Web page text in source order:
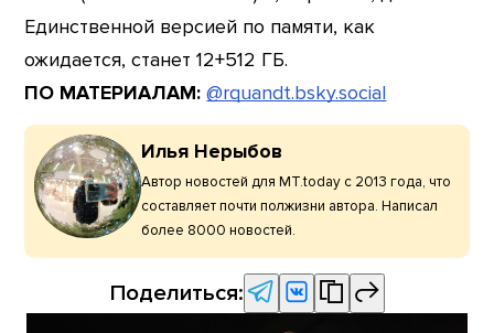
Единственной версией по памяти, как
ожидается, станет 12+512 ГБ.
ПО МАТЕРИАЛАМ: @rquandt.bsky.social
Илья Нерыбов
Автор новостей для MT.today с 2013 года, что
составляет почти полжизни автора. Написал
более 8000 новостей.
Поделиться: